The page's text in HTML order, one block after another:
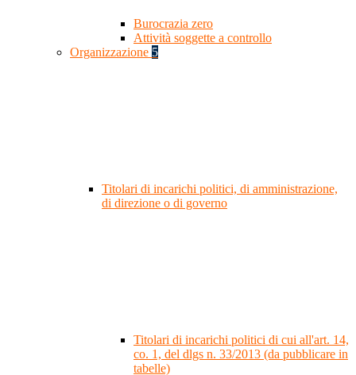
Burocrazia zero
Attività soggette a controllo
Organizzazione 5
Titolari di incarichi politici, di amministrazione,
di direzione o di governo
Titolari di incarichi politici di cui all'art. 14,
co. 1, del dlgs n. 33/2013 (da pubblicare in
tabelle)